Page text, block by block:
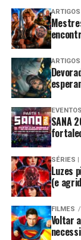
ARTIGOS
ARTIGOS
EVENTOS
SANA
SÉRIES |
Luzes
(e
FILMES
Voltar